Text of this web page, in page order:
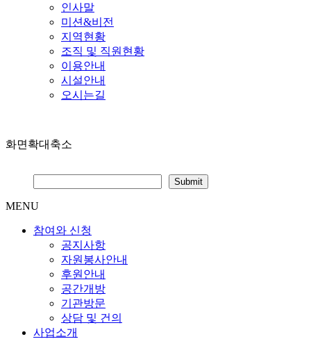
인사말
미션&비전
지역현황
조직 및 직원현황
이용안내
시설안내
오시는길
화면확대축소
MENU
참여와 신청
공지사항
자원봉사안내
후원안내
공간개방
기관방문
상담 및 건의
사업소개